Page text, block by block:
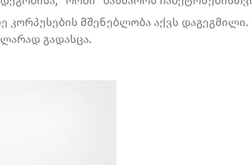
მშენებლობა აქვს
გადასცა.